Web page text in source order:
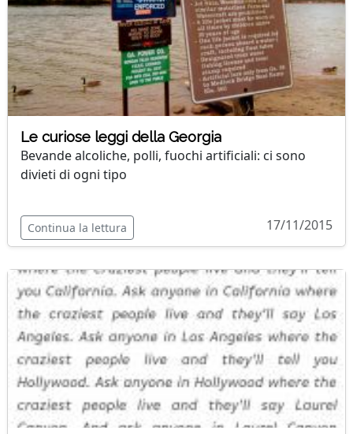
Le curiose leggi della Georgia
Bevande alcoliche, polli, fuochi artificiali: ci sono
divieti di ogni tipo
Continua la lettura 17/11/2015